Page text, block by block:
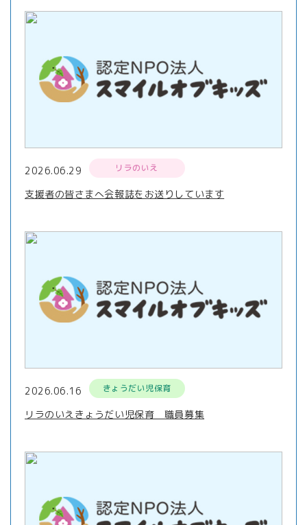
2026.06.29 リラのいえ
支援者の皆さまへ会報誌をお送りしています
2026.06.16 きょうだい児保育
リラのいえきょうだい児保育 職員募集